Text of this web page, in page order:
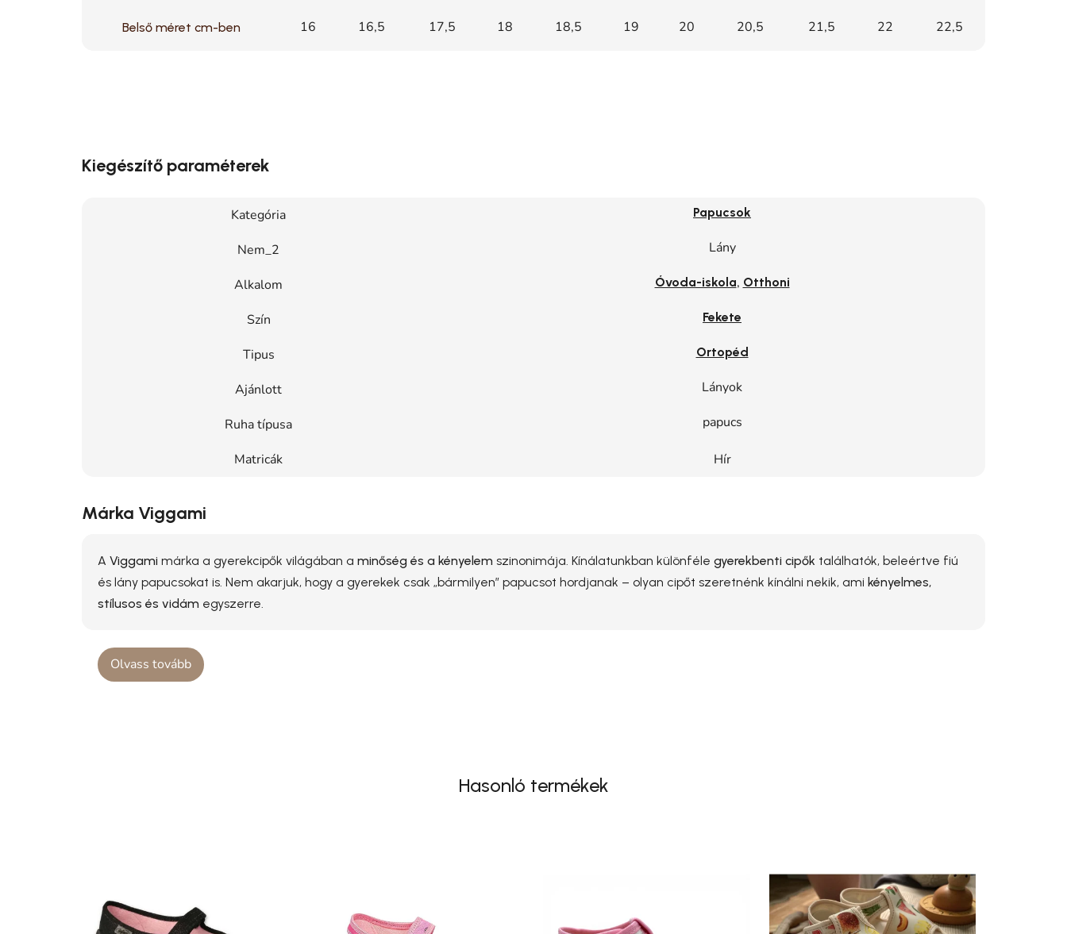
Belső méret cm-ben 16 16,5 17,5 18 18,5 19 20 20,5 21,5 22 22,5
Kiegészítő paraméterek
Kategória Papucsok
Nem_2 Lány
Alkalom Óvoda-iskola, Otthoni
Szín Fekete
Tipus Ortopéd
Ajánlott Lányok
Ruha típusa papucs
Matricák Hír
Márka Viggami
A Viggami márka a gyerekcipők világában a minőség és a kényelem szinonimája. Kínálatunkban különféle gyerekbenti cipők találhatók, beleértve fiú
és lány papucsokat is. Nem akarjuk, hogy a gyerekek csak „bármilyen” papucsot hordjanak – olyan cipőt szeretnénk kínálni nekik, ami kényelmes,
stílusos és vidám egyszerre.
Olvass tovább
Hasonló termékek